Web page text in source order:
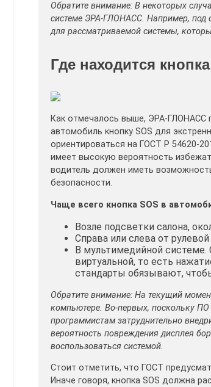
Обратите внимание: В некоторых
системе ЭРА-ГЛОНАСС. Например, под
для рассматриваемой системы,
Где находится
Как отмечалось выше, ЭРА-ГЛОНАСС
автомобиль кнопку SOS для
ориентироваться на ГОСТ Р 54620-
имеет высокую вероятность
водитель должен иметь
безопасности.
Чаще всего кнопка SOS в
Возле подсветки салона,
Справа или слева от
В мультимедийной
виртуальной, то есть
стандарты обязывают,
Обратите внимание: На текущий
компьютере. Во-первых, поскольку
программистам затруднительно
вероятность повреждения дисплея
воспользоваться системой.
Стоит отметить, что ГОСТ
Иначе говоря, кнопка SOS должна